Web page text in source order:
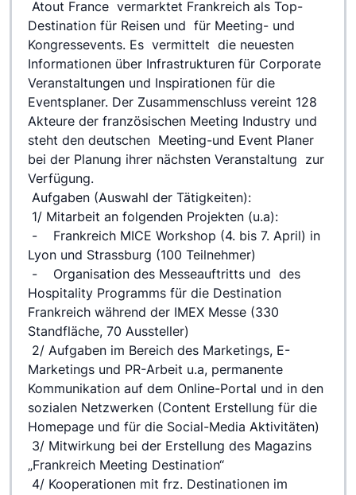
Destination für Reisen und  für Meeting- und
Kongressevents. Es  vermittelt  die neuesten
Informationen über Infrastrukturen für Corporate
Veranstaltungen und Inspirationen für die
Eventsplaner. Der Zusammenschluss vereint 128
Akteure der französischen Meeting Industry und
steht den deutschen  Meeting-und Event Planer
bei der Planung ihrer nächsten Veranstaltung  zur
Verfügung.
Aufgaben (Auswahl der Tätigkeiten):
1/ Mitarbeit an folgenden Projekten (u.a):
Lyon und Strassburg (100 Teilnehmer)
Hospitality Programms für die Destination
Frankreich während der IMEX Messe (330
Standfläche, 70 Aussteller)
Marketings und PR-Arbeit u.a, permanente
Kommunikation auf dem Online-Portal und in den
sozialen Netzwerken (Content Erstellung für die
Homepage und für die Social-Media Aktivitäten)
„Frankreich Meeting Destination“